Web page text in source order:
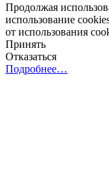
Продолжая
использование
от использования
Принять
Отказаться
Подробнее…